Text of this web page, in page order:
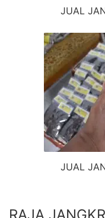
JUAL
JUAL